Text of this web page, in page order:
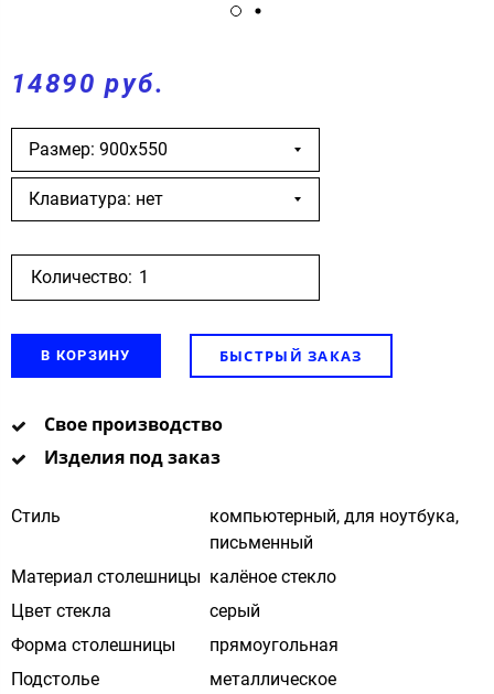
14890 руб.
Размер: 900х550
Клавиатура: нет
Количество:
В КОРЗИНУ БЫСТРЫЙ ЗАКАЗ
Свое производство
Изделия под заказ
Стиль
компьютерный, для ноутбука,
письменный
Материал столешницы калёное стекло
Цвет стекла
cерый
Форма столешницы
прямоугольная
Подстолье
металлическое